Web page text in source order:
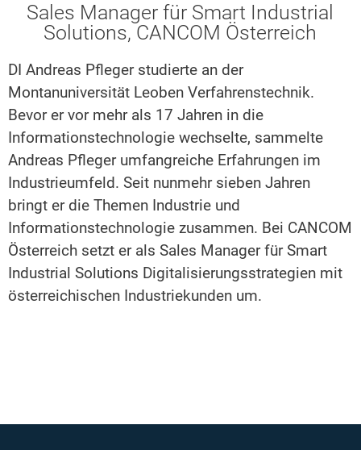
Sales Manager für Smart Industrial
Solutions, CANCOM Österreich
DI Andreas Pfleger studierte an der
Montanuniversität Leoben Verfahrenstechnik.
Bevor er vor mehr als 17 Jahren in die
Informationstechnologie wechselte, sammelte
Andreas Pfleger umfangreiche Erfahrungen im
Industrieumfeld. Seit nunmehr sieben Jahren
bringt er die Themen Industrie und
Informationstechnologie zusammen. Bei CANCOM
Österreich setzt er als Sales Manager für Smart
Industrial Solutions Digitalisierungsstrategien mit
österreichischen Industriekunden um.